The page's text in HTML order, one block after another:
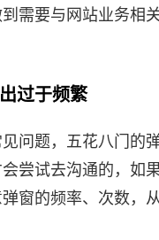
需要与网站业务相
过于频繁
问题，五花八门的
尝试去沟通的，如
窗的频率、次数，